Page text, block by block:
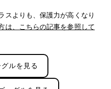
スよりも、保護力が高くなり
は、こちらの記事を参照して
ルを見る